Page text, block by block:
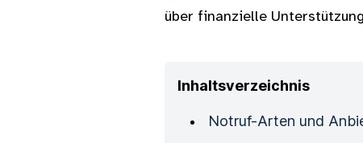
über finanzielle
Inhaltsverzeichnis
Notruf-Arten und